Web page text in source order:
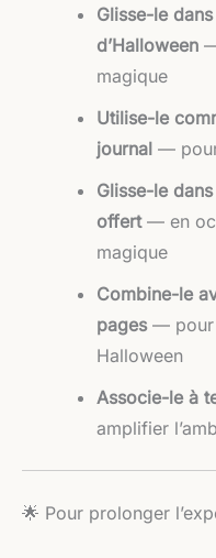
Glisse-le
d’Halloween
magique
Utilise-le
journal —
Glisse-le
offert— en
magique
Combine-le
pages— pour
Halloween
Associe-le à
amplifier
🌟 Pour prolonger